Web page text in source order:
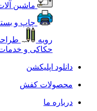
ماشین
چاپ و
رویه
حکاکی و
دانلود اپلیکشن
محصولات کفش
درباره ما